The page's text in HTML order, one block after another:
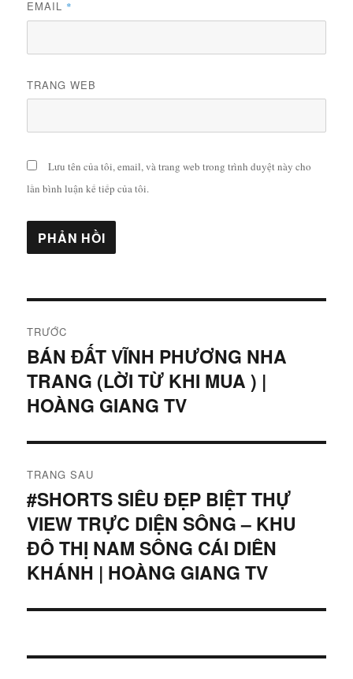
EMAIL *
TRANG WEB
Lưu tên của tôi, email, và trang web trong trình duyệt này cho
lần bình luận kế tiếp của tôi.
hướng
bài
viết
TRƯỚC
Bài
viết
trước:
BÁN ĐẤT VĨNH PHƯƠNG NHA
TRANG (LỜI TỪ KHI MUA ) |
HOÀNG GIANG TV
TRANG SAU
Bài
tiếp
theo:
#SHORTS SIÊU ĐẸP BIỆT THỰ
VIEW TRỰC DIỆN SÔNG – KHU
ĐÔ THỊ NAM SÔNG CÁI DIÊN
KHÁNH | HOÀNG GIANG TV